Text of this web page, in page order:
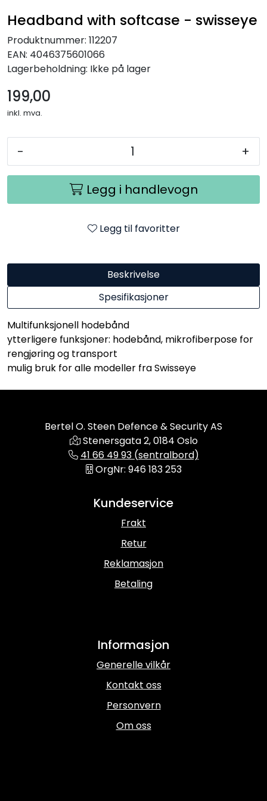
Headband with softcase - swisseye
Produktnummer: 112207
EAN: 4046375601066
Lagerbeholdning: Ikke på lager
199,00
inkl. mva.
- +
Legg i handlevogn
Legg til favoritter
Beskrivelse
Spesifikasjoner
Multifunksjonell hodebånd
ytterligere funksjoner: hodebånd, mikrofiberpose for
rengjøring og transport
mulig bruk for alle modeller fra Swisseye
Bertel O. Steen Defence & Security AS
Stenersgata 2, 0184 Oslo
41 66 49 93 (sentralbord)
OrgNr: 946 183 253
Kundeservice
Frakt
Retur
Reklamasjon
Betaling
Informasjon
Generelle vilkår
Kontakt oss
Personvern
Om oss
Kampanjer